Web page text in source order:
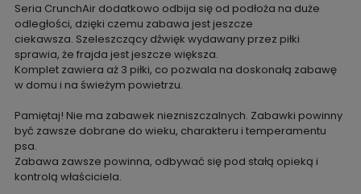
Seria CrunchAir dodatkowo odbija się od podłoża na duże
odległości, dzięki czemu zabawa jest jeszcze
ciekawsza. Szeleszczący dźwięk wydawany przez piłki
sprawia, że frajda jest jeszcze większa.
Komplet zawiera aż 3 piłki, co pozwala na doskonałą zabawę
w domu i na świeżym powietrzu.
Pamiętaj! Nie ma zabawek niezniszczalnych. Zabawki powinny
być zawsze dobrane do wieku, charakteru i temperamentu
psa.
Zabawa zawsze powinna, odbywać się pod stałą opieką i
kontrolą właściciela.